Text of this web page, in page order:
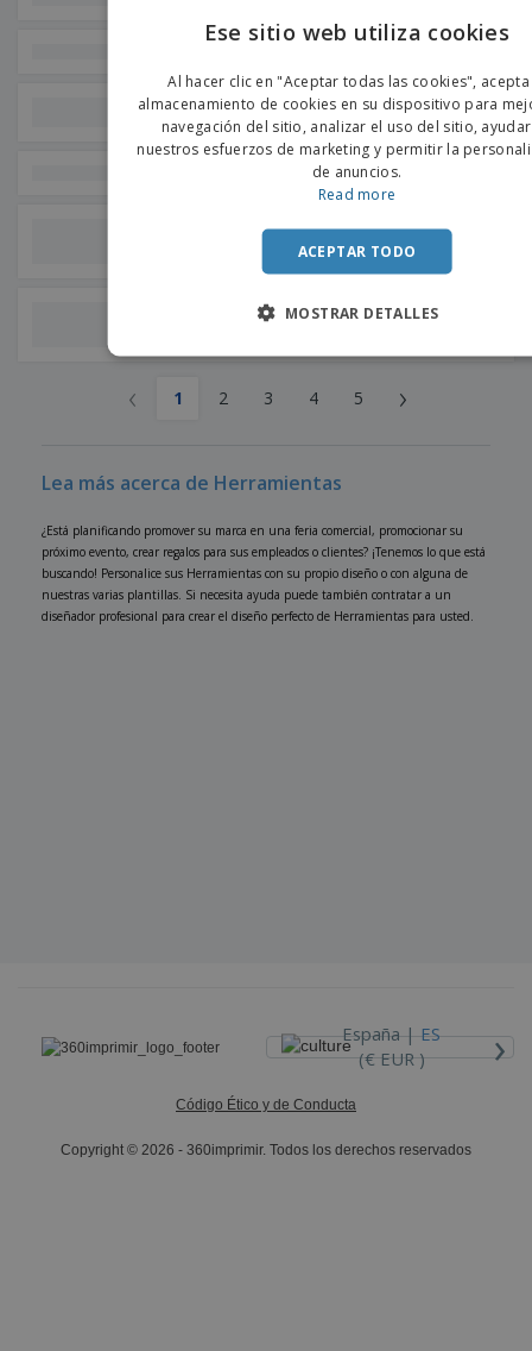
Flexómetro Grade 3m
Nivel Abridor Nudok
Regla plegable de fibra de
vidrio
X-acto de plástico
transparente
‹ 1 2 3 4 5 ›
Lea más acerca de Herramientas
¿Está planificando promover su marca en una feria comercial, promocionar su
próximo evento, crear regalos para sus empleados o clientes? ¡Tenemos lo que está
buscando! Personalice sus Herramientas con su propio diseño o con alguna de
nuestras varias plantillas. Si necesita ayuda puede también contratar a un
diseñador profesional para crear el diseño perfecto de Herramientas para usted.
España |ES
(€ EUR )
›
Código Ético y de Conducta
Copyright © 2026 - 360imprimir. Todos los derechos reservados
Ese sitio web utiliza cookies
Al hacer clic en "Aceptar todas las cookies",
almacenamiento de cookies en su dispositivo para
navegación del sitio, analizar el uso del sitio,
nuestros esfuerzos de marketing y permitir la
de anuncios.
Read more
ACEPTAR TODO
MOSTRAR DETALLES